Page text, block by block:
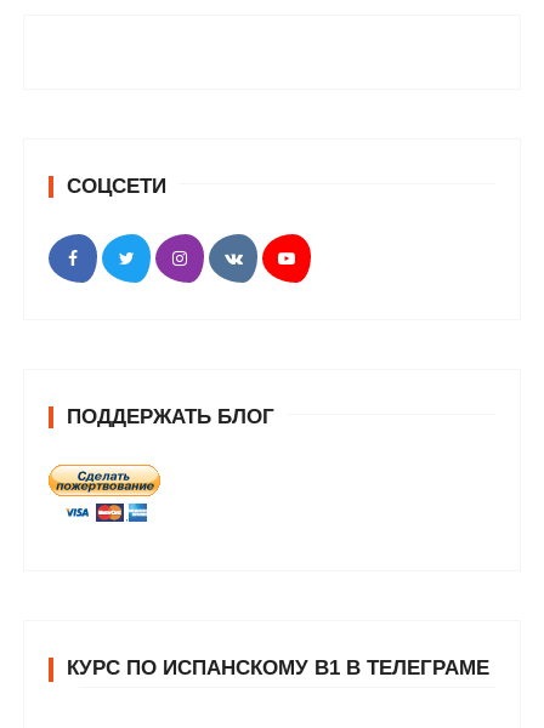
СОЦСЕТИ
ПОДДЕРЖАТЬ БЛОГ
КУРС ПО ИСПАНСКОМУ В1 В ТЕЛЕГРАМЕ